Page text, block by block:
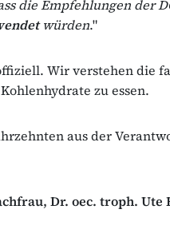
die Empfehlungen der
würden."
Wir verstehen die
zu essen.
aus der
Dr. oec. troph. Ute